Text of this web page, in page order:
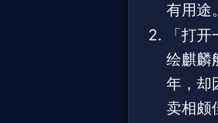
有用
「打
绘麒麟
年，却
卖相